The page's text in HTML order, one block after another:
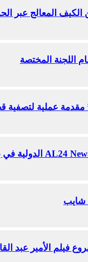
اللجنة المختصة
مقدمة عملية لتصفية
شايب
الأمير عبد